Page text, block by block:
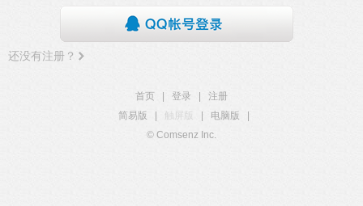
还没有注册？
首页 登录
注册
简易版
触屏版 电脑版
© Comsenz Inc.